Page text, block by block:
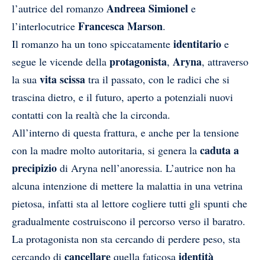
l’autrice del romanzo Andreea Simionel e
l’interlocutrice Francesca Marson.
Il romanzo ha un tono spiccatamente identitario e
segue le vicende della protagonista, Aryna, attraverso
la sua vita scissa tra il passato, con le radici che si
trascina dietro, e il futuro, aperto a potenziali nuovi
contatti con la realtà che la circonda.
All’interno di questa frattura, e anche per la tensione
con la madre molto autoritaria, si genera la caduta a
precipizio di Aryna nell’anoressia. L’autrice non ha
alcuna intenzione di mettere la malattia in una vetrina
pietosa, infatti sta al lettore cogliere tutti gli spunti che
gradualmente costruiscono il percorso verso il baratro.
La protagonista non sta cercando di perdere peso, sta
cercando di cancellare quella faticosa identità